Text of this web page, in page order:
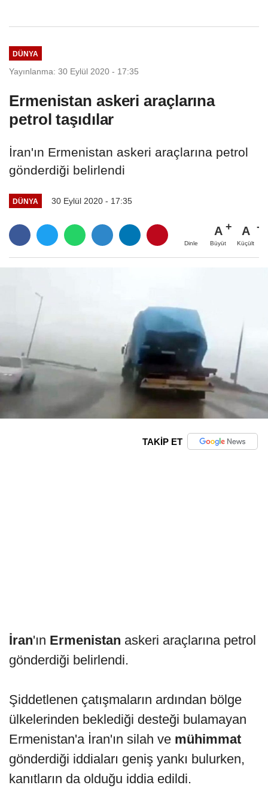
DÜNYA
Yayınlanma: 30 Eylül 2020 - 17:35
Ermenistan askeri araçlarına
petrol taşıdılar
İran'ın Ermenistan askeri araçlarına petrol
gönderdiği belirlendi
DÜNYA 30 Eylül 2020 - 17:35
Dinle
A
Büyüt
A
Küçült
TAKİP ET
İran'ın Ermenistan askeri araçlarına petrol
gönderdiği belirlendi.
Şiddetlenen çatışmaların ardından bölge
ülkelerinden beklediği desteği bulamayan
Ermenistan'a İran'ın silah ve mühimmat
gönderdiği iddiaları geniş yankı bulurken,
kanıtların da olduğu iddia edildi.